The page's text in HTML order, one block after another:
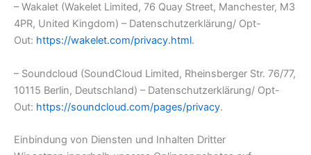
– Wakalet (Wakelet Limited, 76 Quay Street, Manchester, M3
4PR, United Kingdom) – Datenschutzerklärung/ Opt-
Out: https://wakelet.com/privacy.html.
– Soundcloud (SoundCloud Limited, Rheinsberger Str. 76/77,
10115 Berlin, Deutschland) – Datenschutzerklärung/ Opt-
Out: https://soundcloud.com/pages/privacy.
Einbindung von Diensten und Inhalten Dritter